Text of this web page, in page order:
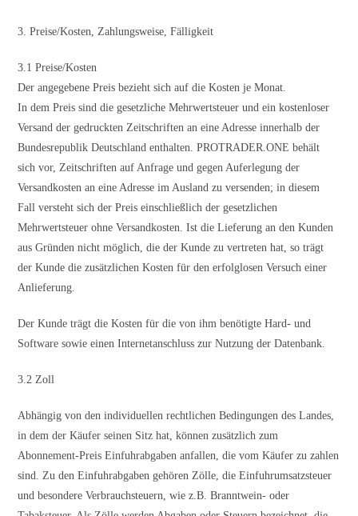
3. Preise/Kosten, Zahlungsweise, Fälligkeit
3.1 Preise/Kosten
Der angegebene Preis bezieht sich auf die Kosten je Monat.
In dem Preis sind die gesetzliche Mehrwertsteuer und ein kostenloser
Versand der gedruckten Zeitschriften an eine Adresse innerhalb der
Bundesrepublik Deutschland enthalten. PROTRADER.ONE behält
sich vor, Zeitschriften auf Anfrage und gegen Auferlegung der
Versandkosten an eine Adresse im Ausland zu versenden; in diesem
Fall versteht sich der Preis einschließlich der gesetzlichen
Mehrwertsteuer ohne Versandkosten. Ist die Lieferung an den Kunden
aus Gründen nicht möglich, die der Kunde zu vertreten hat, so trägt
der Kunde die zusätzlichen Kosten für den erfolglosen Versuch einer
Anlieferung.
Der Kunde trägt die Kosten für die von ihm benötigte Hard- und
Software sowie einen Internetanschluss zur Nutzung der Datenbank.
3.2 Zoll
Abhängig von den individuellen rechtlichen Bedingungen des Landes,
in dem der Käufer seinen Sitz hat, können zusätzlich zum
Abonnement-Preis Einfuhrabgaben anfallen, die vom Käufer zu zahlen
sind. Zu den Einfuhrabgaben gehören Zölle, die Einfuhrumsatzsteuer
und besondere Verbrauchsteuern, wie z.B. Branntwein- oder